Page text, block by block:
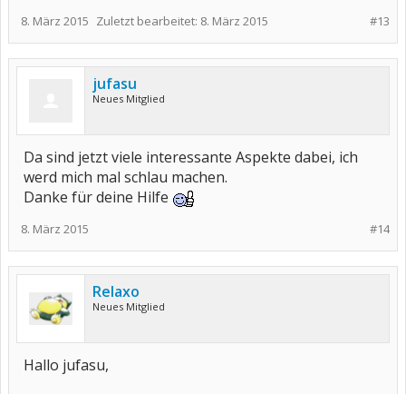
#13
8. März 2015 Zuletzt bearbeitet: 8. März 2015
jufasu
Neues Mitglied
Da sind jetzt viele interessante Aspekte dabei, ich
werd mich mal schlau machen.
Danke für deine Hilfe
#14
8. März 2015
Relaxo
Neues Mitglied
Hallo jufasu,